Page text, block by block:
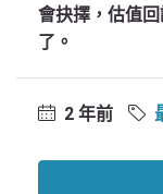
會抉擇，估值
了。
2 年前